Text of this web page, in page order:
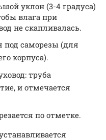
уклон (3-4 градуса)
влага при
не скапливалась.
под саморезы (для
корпуса).
труба
и отмечается
по отметке.